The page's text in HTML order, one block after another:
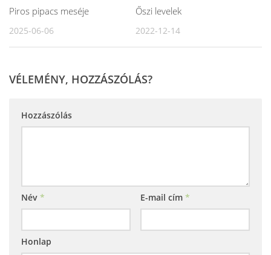
Piros pipacs meséje
2025-06-06
Őszi levelek
2022-12-14
VÉLEMÉNY, HOZZÁSZÓLÁS?
Hozzászólás
Név * E-mail cím *
Honlap